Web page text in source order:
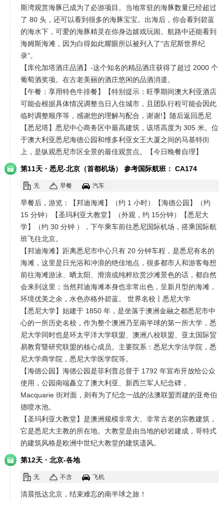
斯湾观赏海豚已成为了必游项目。当地常驻的海豚数量已经超过
了 80 头，还可以看到很多的海豚宝宝。出海后，你会看到碧蓝
的海水下，可爱的海豚精灵在你身边嬉戏玩闹。航路中还能看到
海姆斯海滩，因为白得如此耀眼所以被列入了“吉尼斯世界纪
录”。
【库伦加塔酒庄品酒】-这个知名的精品酒庄获得了超过 2000 个
葡萄酒奖项。在古老美丽的酒庄悠闲的品酒消遣。
【午餐：享用特色牛排餐】【特别提示：旺季期间澳大利亚酒店
可能会根据具体情况调整当日入住城市，且团队行程可能会因此
临时调整顺序等，感谢您的理解与配合，谢谢!】随后返回悉尼
【悉尼塔】悉尼中心商务区中最高建筑，该塔高度为 305 米。位
于澳大利亚悉尼海德公园和维多利亚女王大厦之间的马基特街
上，是纵观悉尼市区全景的最佳观赏点。【今日晚餐自理】
第11天 · 悉尼-北京（首都机场） 参考国际航班： CA174
2040/0500+1 （飞行约 11 小时）
无 早餐 汽车
早餐后，游览：【邦迪海滩】（约 1 小时）【海德公园】（约
15 分钟）【圣玛利亚大教堂】（外观，约 15分钟）【悉尼大
学】（约 30 分钟 ），下午乘车前往悉尼国际机场，搭乘国际航
班飞往北京。
【邦迪海滩】距离悉尼市中心只有 20 分钟车程，是悉尼有名的
海滩，这里是日光浴和冲浪的绝佳地点，很多都市人和游客每想
前往海滩游泳、晒太阳、滑浪或纯粹欣赏沙滩景色的话，都自然
会来到这里；当然邦迪海滩本身也非常出色，呈新月型的海滩，
环境优美之余，水色亦格外碧蓝。 世界名校丨悉尼大学
【悉尼大学】始建于 1850 年，是坐落于澳洲金融之都悉尼市中
心的一所历史名校，作为整个澳洲乃至南半球的第一所大学，悉
尼大学同时也是环太平洋大学联盟、澳洲八校联盟、亚太国际贸
易教育暨研究联盟的核心成员。主要院系：悉尼大学法学院，悉
尼大学商学院，悉尼大学医学院等。
【海德公园】海德公园是菲利普总督于 1792 年宣布开放给公众
使用，公园南端矗立了澳大利亚、新西兰军人纪念碑，
Macquarie 街对面，则有为了纪念一战的法澳联盟而建的亚奇伯
德喷水池。
【圣玛利亚大教堂】是澳洲规模非常大、非常古老的宗教建筑，
它是悉尼大主教的所在地。大教堂是由当地的砂岩建成，哥特式
的建筑风格是欧洲中世纪大教堂的建筑遗风。
第12天 · 北京-各地
无 不含 飞机
清晨抵达北京，结束难忘的南半球之旅！